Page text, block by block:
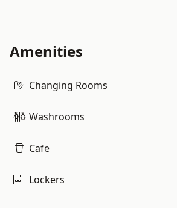
Amenities
Changing Rooms
Washrooms
Cafe
Lockers